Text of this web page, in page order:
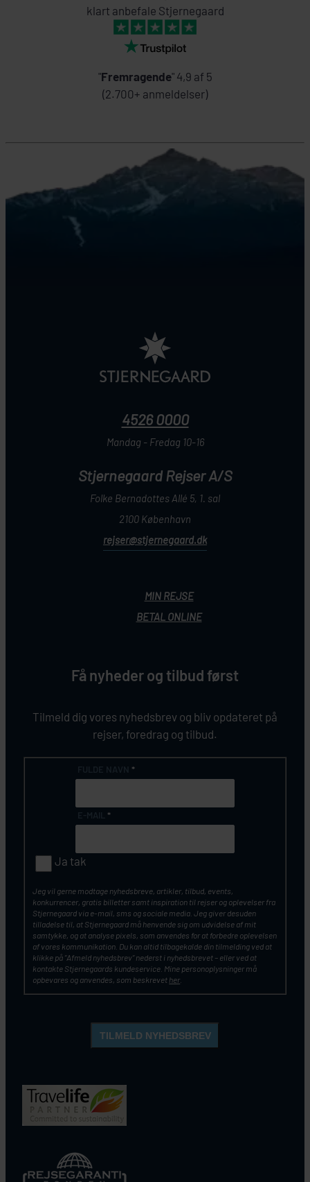
klart anbefale Stjernegaard
"Fremragende" 4,9 af 5
(2.700+ anmeldelser)
4526 0000
Mandag - Fredag 10-16
Stjernegaard Rejser A/S
Folke Bernadottes Allé 5, 1. sal
2100 København
rejser@stjernegaard.dk
MIN REJSE
BETAL ONLINE
Få nyheder og tilbud først
Tilmeld dig vores nyhedsbrev og bliv opdateret på
rejser, foredrag og tilbud.
*
*
Ja tak
Jeg vil gerne modtage nyhedsbreve, artikler, tilbud, events,
konkurrencer, gratis billetter samt inspiration til rejser og oplevelser fra
Stjernegaard via e-mail, sms og sociale media. Jeg giver desuden
tilladelse til, at Stjernegaard må henvende sig om udvidelse af mit
samtykke, og at analyse pixels, som anvendes for at forbedre oplevelsen
af vores kommunikation. Du kan altid tilbagekalde din tilmelding ved at
klikke på ”Afmeld nyhedsbrev” nederst i nyhedsbrevet – eller ved at
kontakte Stjernegaards kundeservice. Mine personoplysninger må
opbevares og anvendes, som beskrevet her